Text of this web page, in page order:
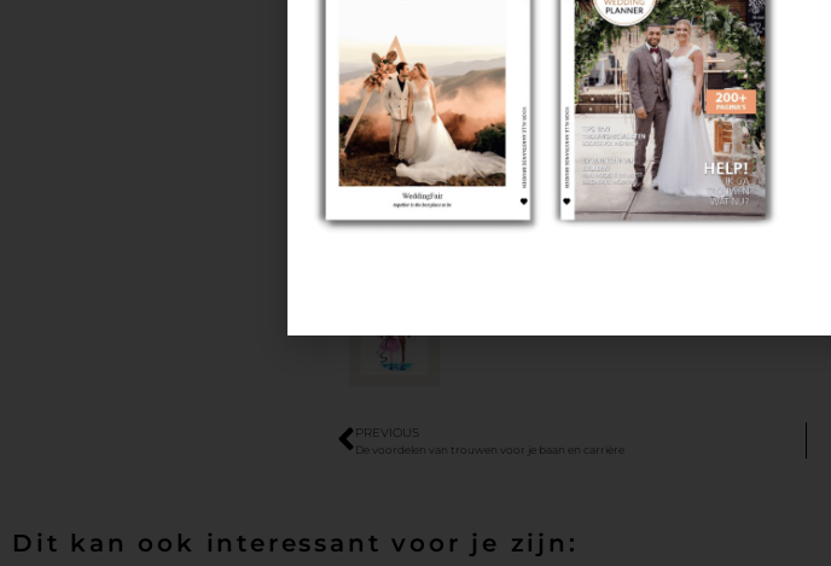
PREVIOUS
De voordelen van trouwen voor je baan en carrière
Dit kan ook interessant voor je zijn: